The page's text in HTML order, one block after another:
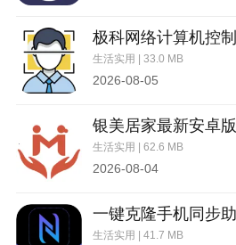
生活实用 | 33.0 MB
2026-08-05
银美居家最新安卓版
生活实用 | 62.6 MB
2026-08-04
生活实用 | 41.7 MB